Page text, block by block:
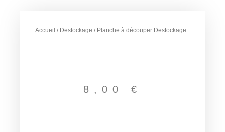
Accueil / Destockage / Planche à découper Destockage
8,00 €